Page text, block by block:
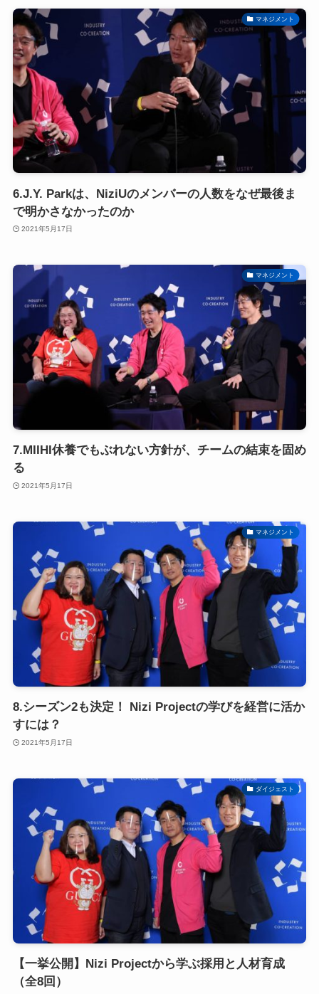
マネジメント
6.J.Y. Parkは、NiziUのメンバーの人数をなぜ最後ま
で明かさなかったのか
2021年5月17日
マネジメント
7.MIIHI休養でもぶれない方針が、チームの結束を固め
る
2021年5月17日
マネジメント
8.シーズン2も決定！ Nizi Projectの学びを経営に活か
すには？
2021年5月17日
ダイジェスト
【一挙公開】Nizi Projectから学ぶ採用と人材育成
（全8回）